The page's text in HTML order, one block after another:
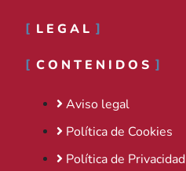
LEGAL
CONTENIDOS
Aviso legal
Política de Cookies
Política de Privacidad